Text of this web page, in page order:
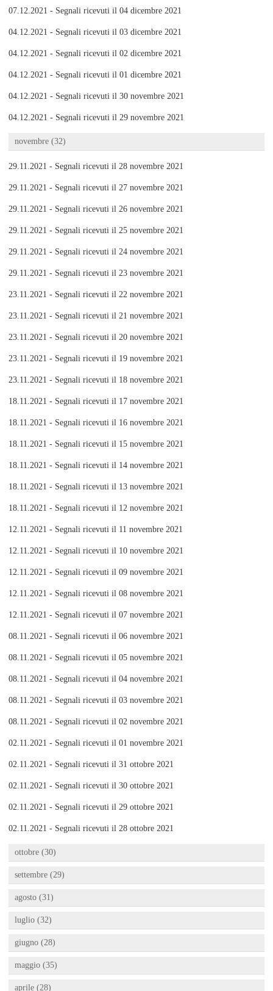
07.12.2021 - Segnali ricevuti il 04 dicembre 2021
04.12.2021 - Segnali ricevuti il 03 dicembre 2021
04.12.2021 - Segnali ricevuti il 02 dicembre 2021
04.12.2021 - Segnali ricevuti il 01 dicembre 2021
04.12.2021 - Segnali ricevuti il 30 novembre 2021
04.12.2021 - Segnali ricevuti il 29 novembre 2021
novembre (32)
29.11.2021 - Segnali ricevuti il 28 novembre 2021
29.11.2021 - Segnali ricevuti il 27 novembre 2021
29.11.2021 - Segnali ricevuti il 26 novembre 2021
29.11.2021 - Segnali ricevuti il 25 novembre 2021
29.11.2021 - Segnali ricevuti il 24 novembre 2021
29.11.2021 - Segnali ricevuti il 23 novembre 2021
23.11.2021 - Segnali ricevuti il 22 novembre 2021
23.11.2021 - Segnali ricevuti il 21 novembre 2021
23.11.2021 - Segnali ricevuti il 20 novembre 2021
23.11.2021 - Segnali ricevuti il 19 novembre 2021
23.11.2021 - Segnali ricevuti il 18 novembre 2021
18.11.2021 - Segnali ricevuti il 17 novembre 2021
18.11.2021 - Segnali ricevuti il 16 novembre 2021
18.11.2021 - Segnali ricevuti il 15 novembre 2021
18.11.2021 - Segnali ricevuti il 14 novembre 2021
18.11.2021 - Segnali ricevuti il 13 novembre 2021
18.11.2021 - Segnali ricevuti il 12 novembre 2021
12.11.2021 - Segnali ricevuti il 11 novembre 2021
12.11.2021 - Segnali ricevuti il 10 novembre 2021
12.11.2021 - Segnali ricevuti il 09 novembre 2021
12.11.2021 - Segnali ricevuti il 08 novembre 2021
12.11.2021 - Segnali ricevuti il 07 novembre 2021
08.11.2021 - Segnali ricevuti il 06 novembre 2021
08.11.2021 - Segnali ricevuti il 05 novembre 2021
08.11.2021 - Segnali ricevuti il 04 novembre 2021
08.11.2021 - Segnali ricevuti il 03 novembre 2021
08.11.2021 - Segnali ricevuti il 02 novembre 2021
02.11.2021 - Segnali ricevuti il 01 novembre 2021
02.11.2021 - Segnali ricevuti il 31 ottobre 2021
02.11.2021 - Segnali ricevuti il 30 ottobre 2021
02.11.2021 - Segnali ricevuti il 29 ottobre 2021
02.11.2021 - Segnali ricevuti il 28 ottobre 2021
ottobre (30)
settembre (29)
agosto (31)
luglio (32)
giugno (28)
maggio (35)
aprile (28)